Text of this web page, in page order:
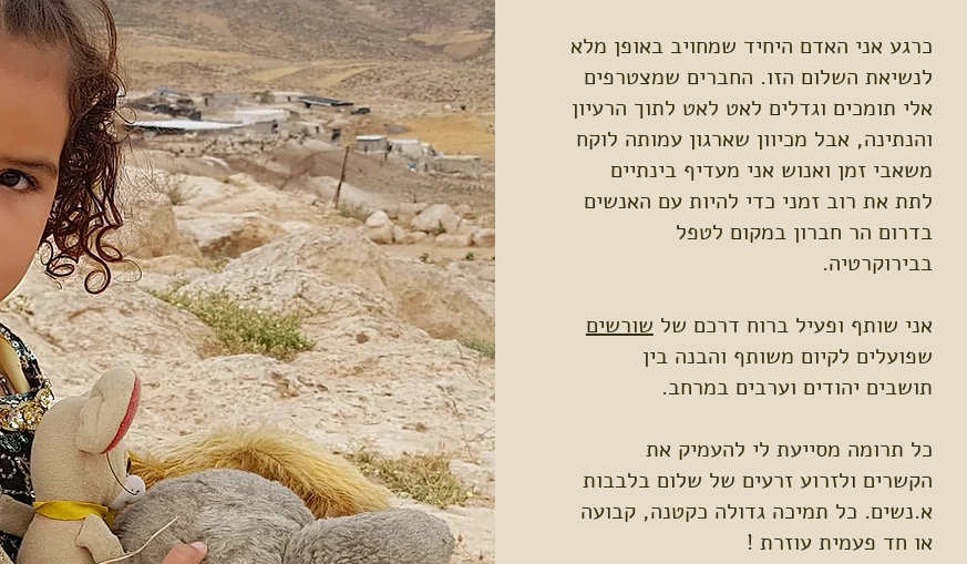
כרגע אני האדם היחיד שמחויב באופן מלא
לנשיאת השלום הזו. החברים שמצטרפים
אלי תומכים וגדלים לאט לאט לתוך הרעיון
והנתינה, אבל מכיוון שארגון עמותה לוקח
משאבי זמן ואנוש אני מעדיף בינתיים
לתת את רוב זמני כדי להיות עם האנשים
בדרום הר חברון במקום לטפל
בבירוקרטיה.
אני שותף ופעיל ברוח דרכם של שורשים
שפועלים לקיום משותף והבנה בין
תושבים יהודים וערבים במרחב.
כל תרומה מסייעת לי להעמיק את
הקשרים ולזרוע זרעים של שלום בלבבות
א.נשים. כל תמיכה גדולה כקטנה, קבועה
או חד פעמית עוזרת !